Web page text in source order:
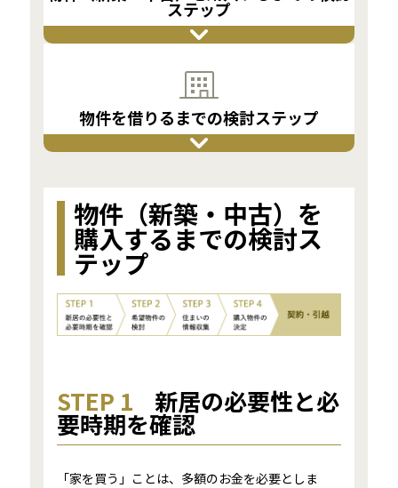
ステップ
物件を借りるまでの検討ステップ
物件（新築・中古）を
購入するまでの検討ス
テップ
STEP 1 新居の必要性と必
要時期を確認
「家を買う」ことは、多額のお金を必要としま